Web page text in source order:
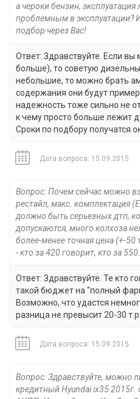
а чероки бензин,
проблемным в эксплуатации?
подбор через Вас!
Ответ: Здравствуйте. Если вы
больше), то советую
небольшие, то можно брать
содержания они будут
надежность тоже сильно не
к чему просто больше лежит
Сроки по подбору получатся
Дата вопроса: 15.09.2015
Вопрос: Почем сейчас можно
рестайл, макс. комплектация
должно быть серьезных дтп,
допускаются, много колхоза
более-менее точная цена (+-
- кто за 420 говорит, кто за
Ответ: Здравствуйте. Те кто
такой бюджет на "полный
Возможно, что удастся
разница не превысит 20-30 т.р.
Дата вопроса: 15.09.2015
Вопрос: Здравствуйте, можно
кредитный Hyundai ix35 2015г.